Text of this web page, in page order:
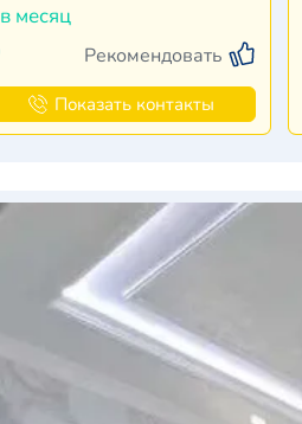
в месяц
Рекомендовать
Показать контакты